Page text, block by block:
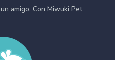
amigo. Con Miwuki Pet